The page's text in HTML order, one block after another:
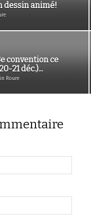
dessin animé!
convention ce
21 déc.)...
Roure